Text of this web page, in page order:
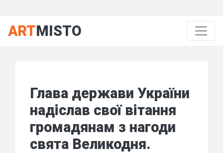
ARTMISTO
Глава держави України
надіслав свої вітання
громадянам з нагоди
свята Великодня.